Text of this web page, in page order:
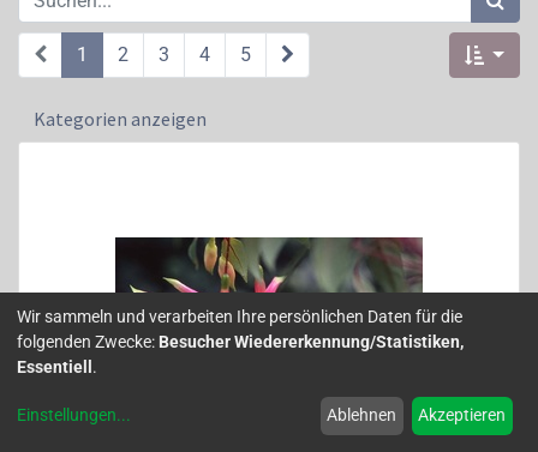
1 2 3 4 5
Kategorien anzeigen
Wir sammeln und verarbeiten Ihre persönlichen Daten für die
folgenden Zwecke: Besucher Wiedererkennung/Statistiken,
Essentiell .
Einstellungen... Ablehnen Akzeptieren